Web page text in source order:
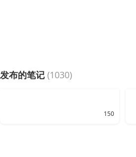
发布的笔记 (1030)
150